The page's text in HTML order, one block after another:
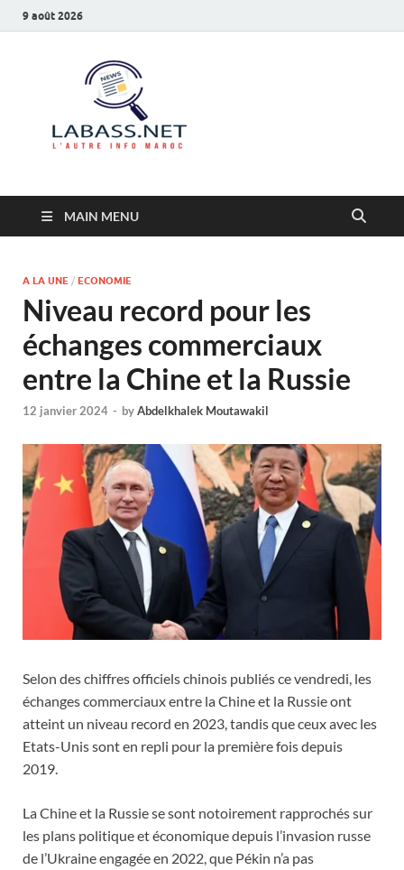
9 août 2026
MAIN MENU
A LA UNE / ECONOMIE
Niveau record pour les
échanges commerciaux
entre la Chine et la Russie
12 janvier 2024 - byAbdelkhalek Moutawakil
Selon des chiffres officiels chinois publiés ce vendredi, les
échanges commerciaux entre la Chine et la Russie ont
atteint un niveau record en 2023, tandis que ceux avec les
Etats-Unis sont en repli pour la première fois depuis
2019.
La Chine et la Russie se sont notoirement rapprochés sur
les plans politique et économique depuis l’invasion russe
de l’Ukraine engagée en 2022, que Pékin n’a pas